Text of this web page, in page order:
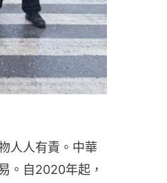
人人有責。中華
。自2020年起，